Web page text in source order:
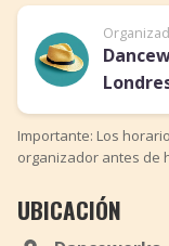
Importante: Los
organizador antes de
UBICACIÓN